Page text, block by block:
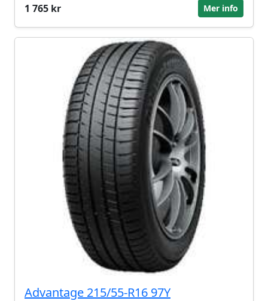
1 765 kr
Mer info
Advantage 215/55-R16 97Y